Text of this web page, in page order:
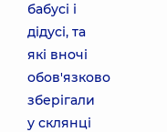
бабусі і
дідусі, та
які вночі
обов'язково
зберігали
у склянці